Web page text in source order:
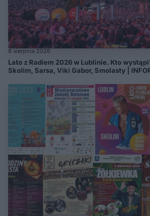
8 sierpnia 2026
Lato z Radiem 2026 w Lublinie. Kto
Skolim, Sarsa, Viki Gabor, Smolasty |